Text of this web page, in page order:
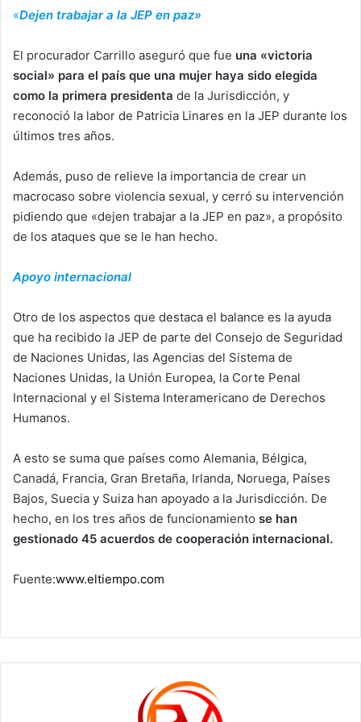
«Dejen trabajar a la JEP en paz»
El procurador Carrillo aseguró que fue una «victoria
social» para el país que una mujer haya sido elegida
como la primera presidenta de la Jurisdicción, y
reconoció la labor de Patricia Linares en la JEP durante los
últimos tres años.
Además, puso de relieve la importancia de crear un
macrocaso sobre violencia sexual, y cerró su intervención
pidiendo que «dejen trabajar a la JEP en paz», a propósito
de los ataques que se le han hecho.
Apoyo internacional
Otro de los aspectos que destaca el balance es la ayuda
que ha recibido la JEP de parte del Consejo de Seguridad
de Naciones Unidas, las Agencias del Sistema de
Naciones Unidas, la Unión Europea, la Corte Penal
Internacional y el Sistema Interamericano de Derechos
Humanos.
A esto se suma que países como Alemania, Bélgica,
Canadá, Francia, Gran Bretaña, Irlanda, Noruega, Países
Bajos, Suecia y Suiza han apoyado a la Jurisdicción. De
hecho, en los tres años de funcionamiento se han
gestionado 45 acuerdos de cooperación internacional.
Fuente:www.eltiempo.com